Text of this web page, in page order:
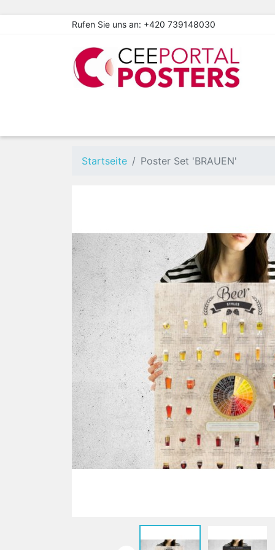
Rufen Sie uns an: +420 739148030
Startseite Poster Set 'BRAUEN'